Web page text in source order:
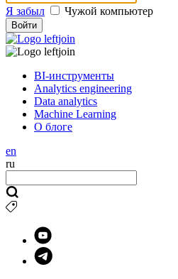
Я забыл Чужой компьютер
Войти
BI-инструменты
Analytics engineering
Data analytics
Machine Learning
О блоге
en
ru